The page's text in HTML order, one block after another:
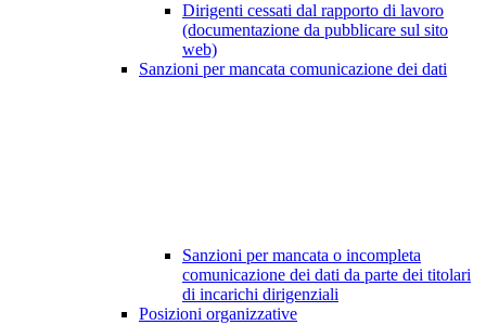
Dirigenti cessati dal rapporto di lavoro
(documentazione da pubblicare sul sito
web)
Sanzioni per mancata comunicazione dei dati
Sanzioni per mancata o incompleta
comunicazione dei dati da parte dei titolari
di incarichi dirigenziali
Posizioni organizzative